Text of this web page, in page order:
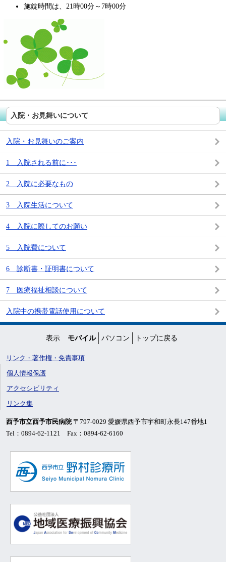
施錠時間は、21時00分～7時00分
入院・お見舞いについて
入院・お見舞いのご案内
1 入院される前に･･･
2 入院に必要なもの
3 入院生活について
4 入院に際してのお願い
5 入院費について
6 診断書・証明書について
7 医療福祉相談について
入院中の携帯電話使用について
表示 モバイル パソコン トップに戻る
リンク・著作権・免責事項
個人情報保護
アクセシビリティ
リンク集
西予市立西予市民病院 〒797-0029 愛媛県西予市宇和町永長147番地1
Tel：0894-62-1121 Fax：0894-62-6160